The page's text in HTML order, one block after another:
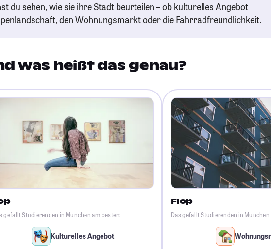
du sehen, wie sie ihre Stadt beurteilen – ob kulturelles Angebot
den Wohnungsmarkt oder die Fahrradfreundlichkeit.
was heißt das genau?
gefällt Studierenden in München am besten:
Kulturelles Angebot
Flop
Das gefällt Studierenden in